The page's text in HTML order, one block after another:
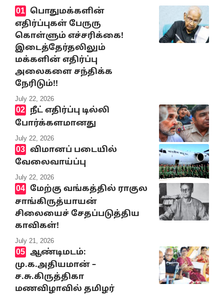
பொதுமக்களின்
எதிர்ப்புகள் பேருரு
கொள்ளும் எச்சரிக்கை!
இடைத்தேர்தலிலும்
மக்களின் எதிர்ப்பு
அலைகளை சந்திக்க
நேரிடும்!!
July 22, 2026
நீட் எதிர்ப்பு டில்லி
போர்க்களமானது
July 22, 2026
விமானப் படையில்
வேலைவாய்ப்பு
July 22, 2026
மேற்கு வங்கத்தில் ராகுல
சாங்கிருத்யாயன்
சிலையைச் சேதப்படுத்திய
காவிகள்!
July 21, 2026
ஆண்டிமடம்:
மு.க.அதியமான் –
ச.சு.கிருத்திகா
மணவிழாவில் தமிழர்